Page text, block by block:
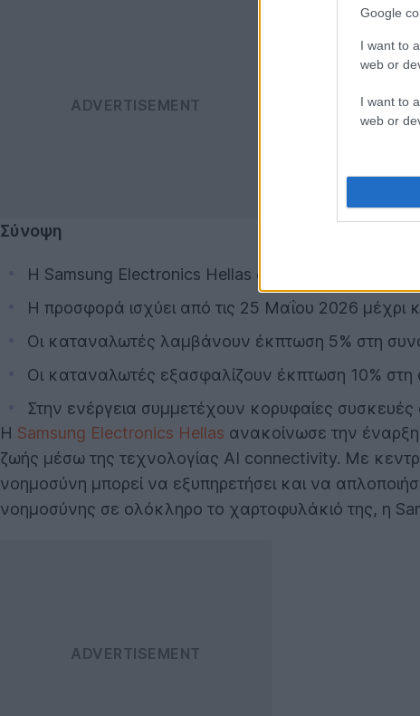
Google
I want to
web or
I want to
web or
Σύνοψη
Η Samsung Electronics Hellas διεξάγει την
Η προσφορά ισχύει από τις 25 Μαΐου 2026 μέχρι
Οι καταναλωτές λαμβάνουν έκπτωση 5% στη
Οι καταναλωτές εξασφαλίζουν έκπτωση 10% στη
Στην ενέργεια συμμετέχουν κορυφαίες
Η Samsung Electronics Hellas ανακοίνωσε την έναρξη
ζωής μέσω της τεχνολογίας AI connectivity. Με
νοημοσύνη μπορεί να εξυπηρετήσει και να
νοημοσύνης σε ολόκληρο το χαρτοφυλάκιό της, η